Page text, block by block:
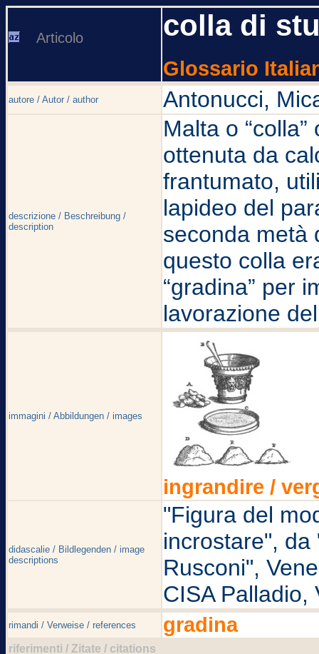
Articolo colla di
Glossario
autore / Autor / author Antonucci,
descrizione / Beschreibung /
description
Malta o
ottenuta da
frantumato,
lapideo del
seconda metà
questo colla
“gradina” per
lavorazione
immagini / Abbildungen / images
ingrandire /
didascalie / Bildlegenden / image
descriptions
"Figura del
incrostare", da
Rusconi",
CISA Palladio,
rimandi / Verweise / references gradina
riferimenti / Zitate / citations